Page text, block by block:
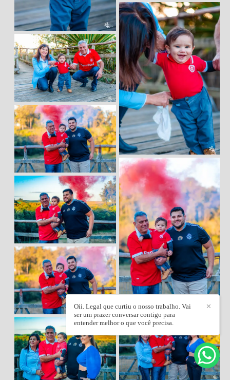
✕
Oii. Legal que curtiu o nosso trabalho. Vai
ser um prazer conversar contigo para
entender melhor o que você precisa.